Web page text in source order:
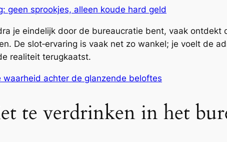
geen sprookjes, alleen koude hard geld
je eindelijk door de bureaucratie bent, vaak ontdekt
De slot‑ervaring is vaak net zo wankel; je voelt de
realiteit terugkaatst.
achter de glanzende beloftes
te verdrinken in het